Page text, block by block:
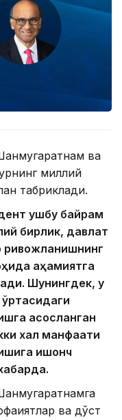
ва
миллий
табриклади.
ушбу байрам
бирлик, давлат
ривожланишнинг
аҳамиятга
Шунингдек, у
асосланган
халқ манфаати
ишонч
ва дўст